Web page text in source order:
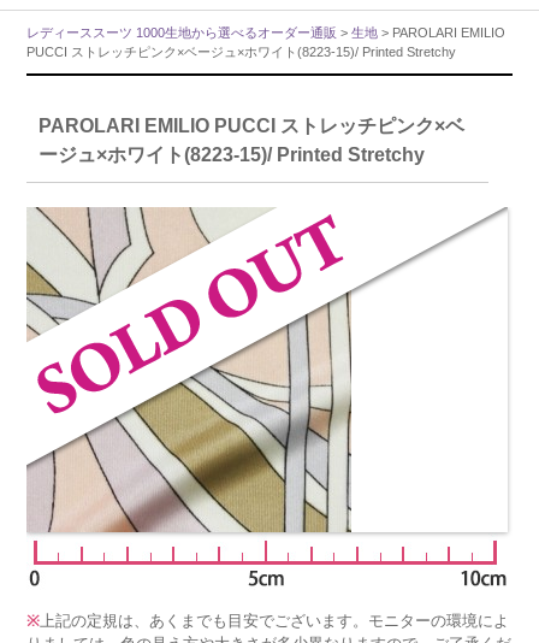
レディーススーツ 1000生地から選べるオーダー通販 >生地 > PAROLARI EMILIO
PUCCI ストレッチピンク×ベージュ×ホワイト(8223-15)/ Printed Stretchy
PAROLARI EMILIO PUCCI ストレッチピンク×ベ
ージュ×ホワイト(8223-15)/ Printed Stretchy
※上記の定規は、あくまでも目安でございます。モニターの環境によ